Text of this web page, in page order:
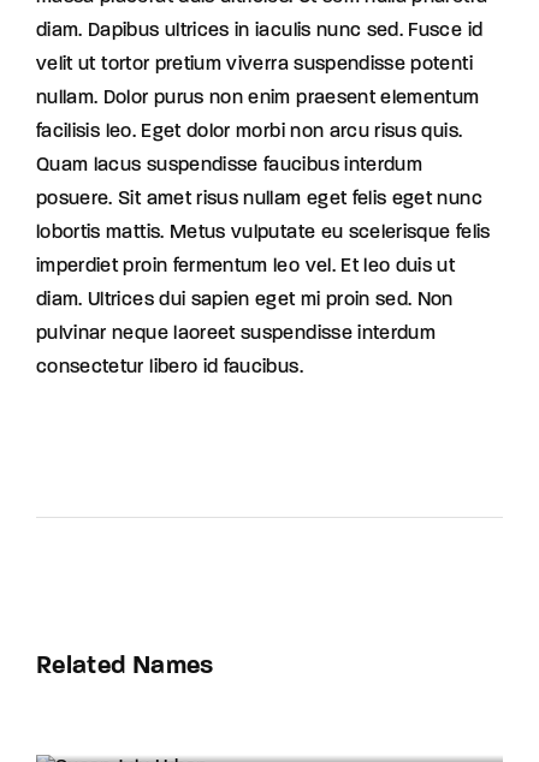
diam. Dapibus ultrices in iaculis nunc sed. Fusce id
velit ut tortor pretium viverra suspendisse potenti
nullam. Dolor purus non enim praesent elementum
facilisis leo. Eget dolor morbi non arcu risus quis.
Quam lacus suspendisse faucibus interdum
posuere. Sit amet risus nullam eget felis eget nunc
lobortis mattis. Metus vulputate eu scelerisque felis
imperdiet proin fermentum leo vel. Et leo duis ut
diam. Ultrices dui sapien eget mi proin sed. Non
pulvinar neque laoreet suspendisse interdum
consectetur libero id faucibus.
Related Names